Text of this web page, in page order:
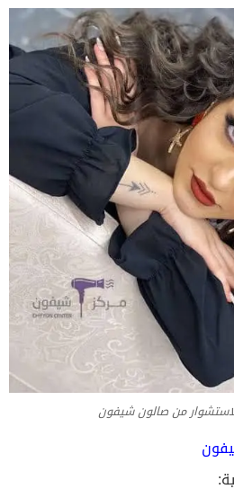
من صالون شيفون